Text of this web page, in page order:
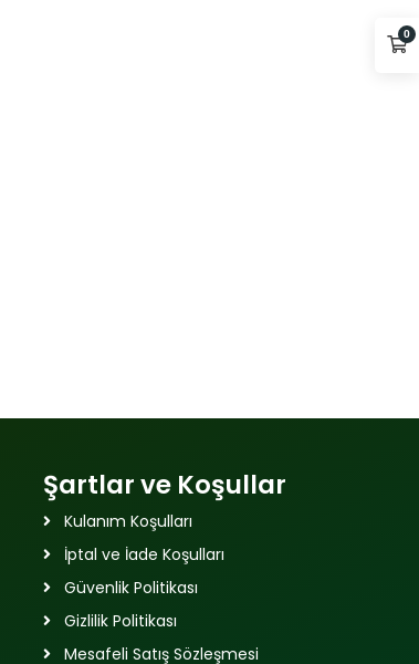
Şartlar ve Koşullar
Kulanım Koşulları
İptal ve İade Koşulları
Güvenlik Politikası
Gizlilik Politikası
Mesafeli Satış Sözleşmesi
0